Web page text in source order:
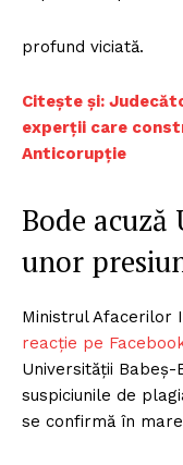
profund viciată.
Citește și:
experții care
Anticorupție
Bode acuză
unor
Ministrul Afacerilor
reacție pe
Universității Babeș-
suspiciunile de
se confirmă în